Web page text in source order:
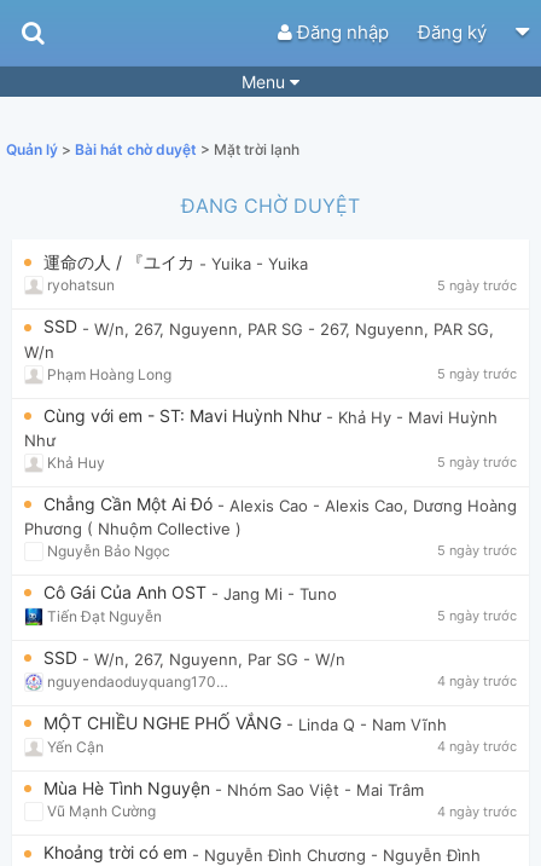
Đăng nhập Đăng ký
Menu
Tìm theo hợp âm
Tắt quảng cáo
Quản lý > Bài hát chờ duyệt > Mặt trời lạnh
ĐANG CHỜ DUYỆT
運命の人 / 『ユイカ - Yuika - Yuika
ryohatsun 5 ngày trước
SSD - W/n, 267, Nguyenn, PAR SG - 267, Nguyenn, PAR SG,
W/n
Phạm Hoàng Long 5 ngày trước
Cùng với em - ST: Mavi Huỳnh Như - Khả Hy - Mavi Huỳnh
Như
Khả Huy 5 ngày trước
Chẳng Cần Một Ai Đó - Alexis Cao - Alexis Cao, Dương Hoàng
Phương ( Nhuộm Collective )
Nguyễn Bảo Ngọc 5 ngày trước
Cô Gái Của Anh OST - Jang Mi - Tuno
Tiến Đạt Nguyễn 5 ngày trước
SSD - W/n, 267, Nguyenn, Par SG - W/n
nguyendaoduyquang17021 4 ngày trước
MỘT CHIỀU NGHE PHỐ VẮNG - Linda Q - Nam Vĩnh
Yến Cận 4 ngày trước
Mùa Hè Tình Nguyện - Nhóm Sao Việt - Mai Trâm
Vũ Mạnh Cường 4 ngày trước
Khoảng trời có em - Nguyễn Đình Chương - Nguyễn Đình